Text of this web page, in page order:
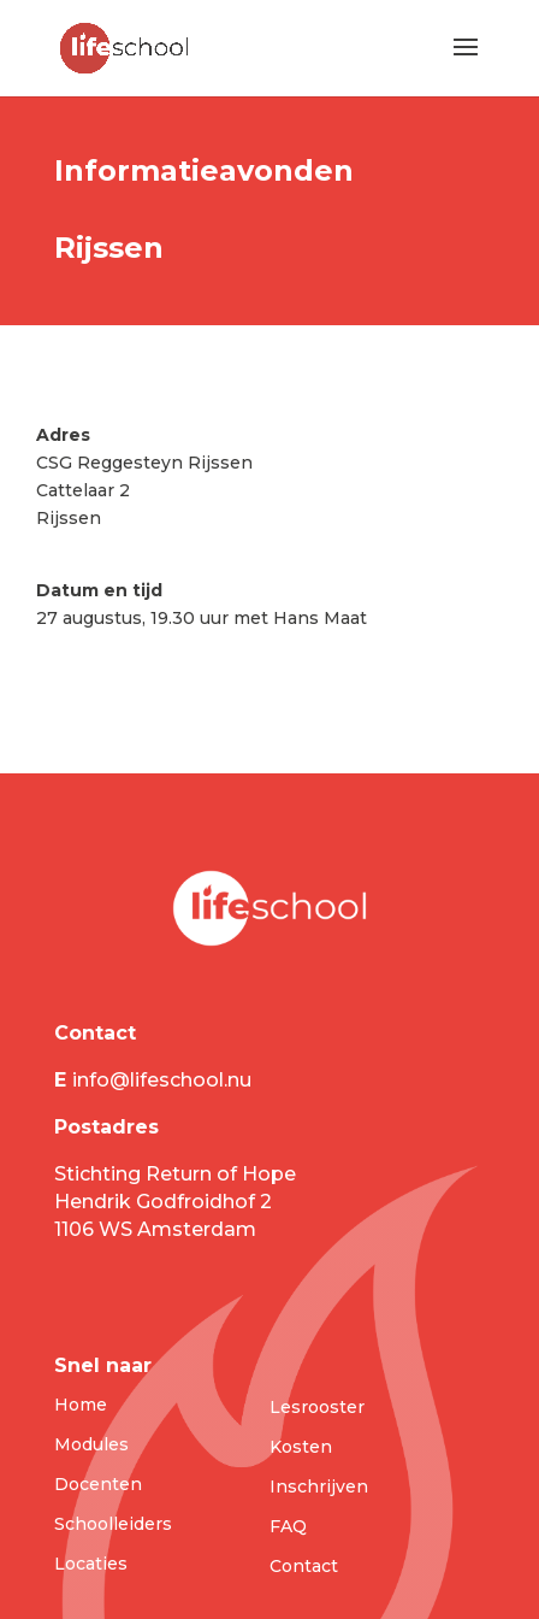
Informatieavonden
Rijssen
Adres
CSG Reggesteyn Rijssen
Cattelaar 2
Rijssen
Datum en tijd
27 augustus, 19.30 uur met Hans Maat
Contact
E info@lifeschool.nu
Postadres
Stichting Return of Hope
Hendrik Godfroidhof 2
1106 WS Amsterdam
Snel naar
Home
Modules
Docenten
Schoolleiders
Locaties
Lesrooster
Kosten
Inschrijven
FAQ
Contact